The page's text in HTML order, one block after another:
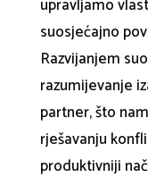
suosjećajno
Razvijanjem
razumijevanje
partner, što
rješavanju
produktivniji